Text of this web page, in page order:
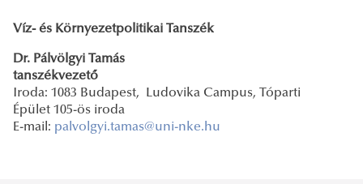
Víz- és Környezetpolitikai Tanszék
Dr. Pálvölgyi Tamás
tanszékvezető
Iroda: 1083 Budapest, Ludovika Campus, Tóparti
Épület 105-ös iroda
E-mail: palvolgyi.tamas@uni-nke.hu